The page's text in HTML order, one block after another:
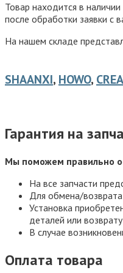
Товар находится в
после обработки заявки с
На нашем складе
SHAANXI, HOWO,
Гарантия на
Мы поможем правильно
На все запчасти
Для обмена/
Установка
деталей или
В случае
Оплата товара